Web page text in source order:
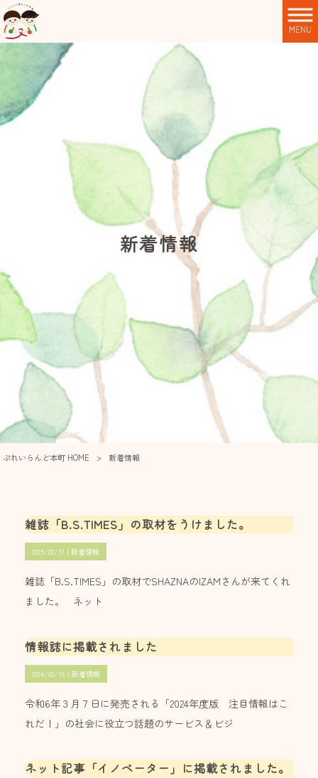
MENU
新着情報
ぷれいらんど本町 HOME > 新着情報
雑誌「B.S.TIMES」の取材をうけました。
2025/02/17｜ 新着情報
雑誌「B.S.TIMES」の取材でSHAZNAのIZAMさんが来てくれ
ました。 ネット
情報誌に掲載されました
2024/03/15｜ 新着情報
令和6年３月７日に発売される「2024年度版 注目情報はこ
れだ！」の社会に役立つ話題のサービス＆ビジ
ネット記事「イノベーター」に掲載されました。